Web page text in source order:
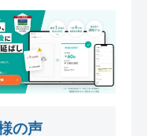
の声